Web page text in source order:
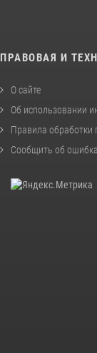
ПРАВОВАЯ И
О сайте
Об использовании
Правила обработки
Сообщить об